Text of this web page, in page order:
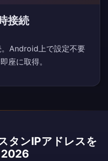
接続
Android上で設定不要
座に取得。
タンIPアドレスを
2026